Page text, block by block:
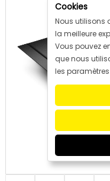
Cookies
Nous utilisons
la meilleure
Vous pouvez
que nous
les paramètres